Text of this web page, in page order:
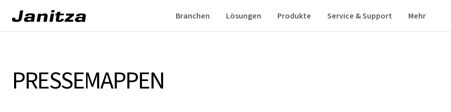
Branchen Lösungen Produkte Service & Support Mehr
PRESSEMAPPEN